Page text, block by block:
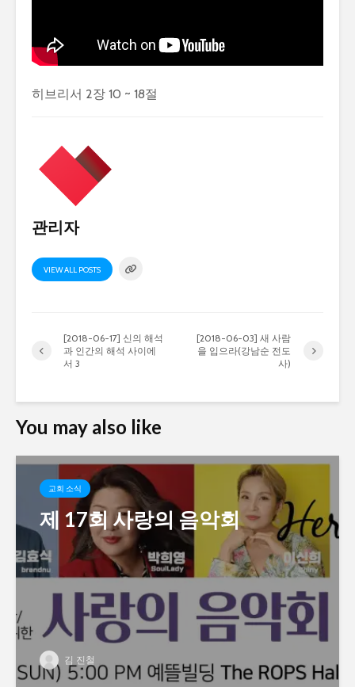
히브리서 2장 10 ~ 18절
관리자
VIEW ALL POSTS
[2018-06-17] 신의 해석
과 인간의 해석 사이에
서 3
[2018-06-03] 새 사람
을 입으라(강남순 전도
사)
You may also like
교회 소식
제 17회 사랑의 음악회
김 진철